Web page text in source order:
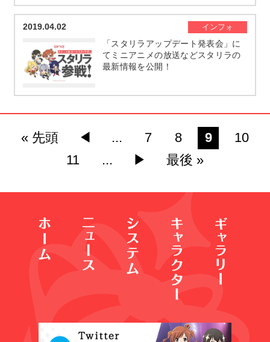
2019.04.02 インフォ
「スタリラアップデート発表会」に
てミニアニメの放送などスタリラの
最新情報を公開！
« 先頭 ◀︎ ... 7 8 9
10
11
... ▶︎ 最後 »